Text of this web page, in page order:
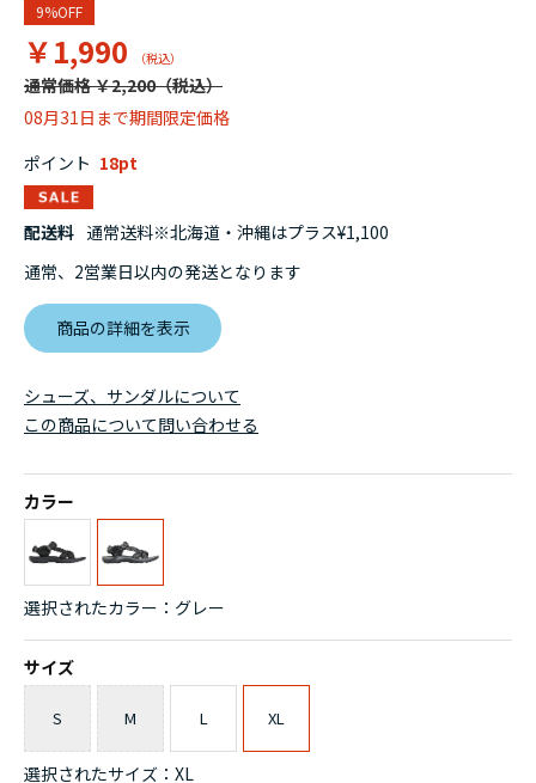
9%OFF
￥1,990
通常価格 ￥2,200
08月31日まで期間限定価格
ポイント 18
配送料 通常送料※北海道・沖縄はプラス¥1,100
通常、2営業日以内の発送となります
商品の詳細を表示
シューズ、サンダルについて
カラー
選択されたカラー：グレー
サイズ
S M L XL
選択されたサイズ：XL
この商品について問い合わせる